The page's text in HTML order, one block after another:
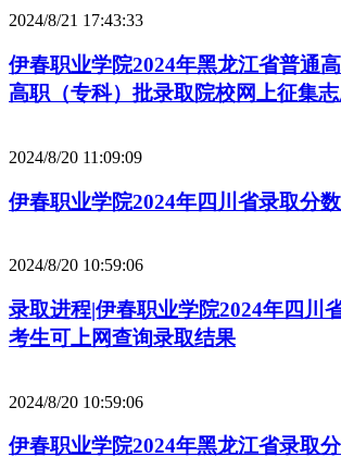
2024/8/21 17:43:33
伊春职业学院2024年黑龙江省普通
高职（专科）批录取院校网上征集
2024/8/20 11:09:09
伊春职业学院2024年四川省录取分
2024/8/20 10:59:06
录取进程|伊春职业学院2024年四川
考生可上网查询录取结果
2024/8/20 10:59:06
伊春职业学院2024年黑龙江省录取